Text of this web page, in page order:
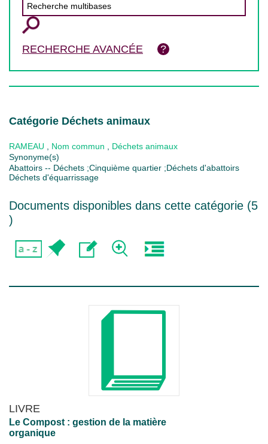
RECHERCHE AVANCÉE
Catégorie Déchets animaux
RAMEAU Nom commun
Déchets animaux
Synonyme(s)
Abattoirs -- Déchets ;Cinquième quartier ;Déchets d'abattoirs
Déchets d'équarrissage
Documents disponibles dans cette catégorie (5
)
LIVRE
Le Compost : gestion de la matière
organique